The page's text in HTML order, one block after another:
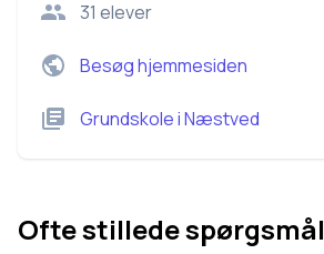
31 elever
Besøg hjemmesiden
GrundskoleiNæstved
Ofte stillede spørgsmål